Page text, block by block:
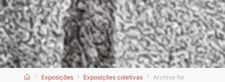
HomeExposições Exposições coletivas
Archive for